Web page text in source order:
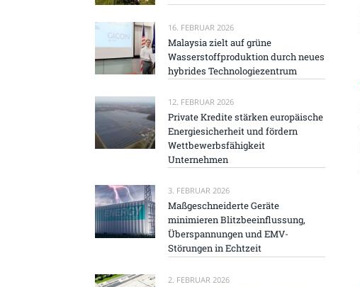
16. FEBRUAR 2026
Malaysia zielt auf grüne
Wasserstoffproduktion durch neues
hybrides Technologiezentrum
12. FEBRUAR 2026
Private Kredite stärken europäische
Energiesicherheit und fördern
Wettbewerbsfähigkeit
Unternehmen
3. FEBRUAR 2026
Maßgeschneiderte Geräte
minimieren Blitzbeeinflussung,
Überspannungen und EMV-
Störungen in Echtzeit
2. FEBRUAR 2026